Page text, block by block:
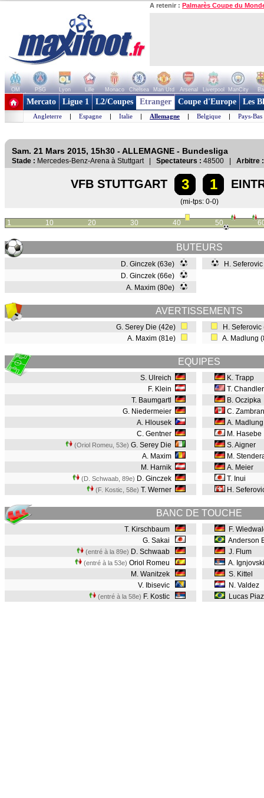
A retenir : Palmarès Coupe du
OM PSG Lyon Lille Monaco Chelsea Man Utd Arsenal Liverpool ManCity
+ de clubs
Mercato Ligue 1 L2/Coupes Etranger Coupe d'Europe Les
Angleterre | Espagne | Italie | Allemagne | Belgique | Pays-Bas
Sam. 21 Mars 2015, 15h30 - ALLEMAGNE - Bundesliga
Stade : Mercedes-Benz-Arena à Stuttgart | Spectateurs : 48500 | Arbitre :
VFB STUTTGART 3 1
(mi-tps: 0-0)
1 10 20 30 40 50
BUTEURS
D. Ginczek (63e)
D. Ginczek (66e)
A. Maxim (80e)
H.
AVERTISSEMENTS
G. Serey Die (42e)
A. Maxim (81e)
H.
A. Madlung
EQUIPES
S. Ulreich
F. Klein
T. Baumgartl
G. Niedermeier
A. Hlousek
C. Gentner
(Oriol Romeu, 53e) G. Serey Die
A. Maxim
M. Harnik
(D. Schwaab, 89e) D. Ginczek
(F. Kostic, 58e) T. Werner
K. Trapp
T. Chandler
B. Oczipka
C.
A. Madlung
M. Hasebe
S. Aigner
M.
A. Meier
T. Inui
H.
BANC DE TOUCHE
T. Kirschbaum
G. Sakai
(entré à la 89e) D. Schwaab
(entré à la 53e) Oriol Romeu
M. Wanitzek
V. Ibisevic
(entré à la 58e) F. Kostic
F.
Anderson
J. Flum
A. Ignjovski
S. Kittel
N. Valdez
Lucas